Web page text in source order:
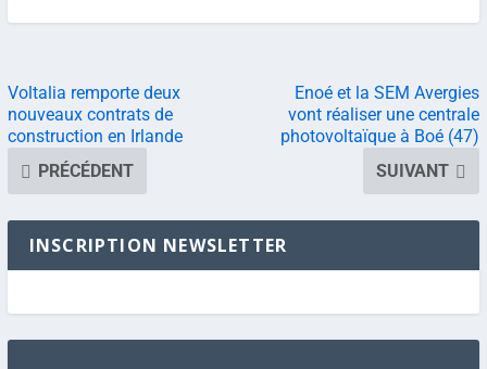
Voltalia remporte deux
nouveaux contrats de
construction en Irlande
PRÉCÉDENT
Enoé et la SEM Avergies
vont réaliser une centrale
photovoltaïque à Boé (47)
SUIVANT
INSCRIPTION NEWSLETTER